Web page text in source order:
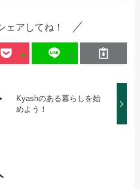
ェアしてね！
Kyashのある暮らしを始
めよう！